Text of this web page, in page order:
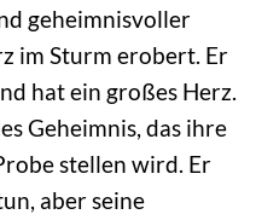
geheimnisvoller
im Sturm erobert. Er
hat ein großes Herz.
Geheimnis, das ihre
stellen wird. Er
aber seine